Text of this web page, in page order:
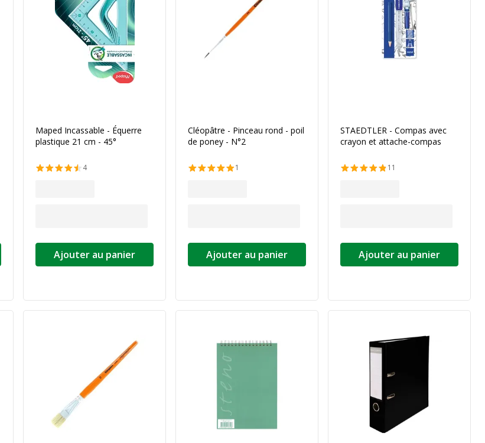
Maped Incassable - Équerre
plastique 21 cm - 45°
4
Ajouter au panier
Cléopâtre - Pinceau rond - poil
de poney - N°2
1
Ajouter au panier
STAEDTLER - Compas avec
crayon et attache-compas
11
Ajouter au panier